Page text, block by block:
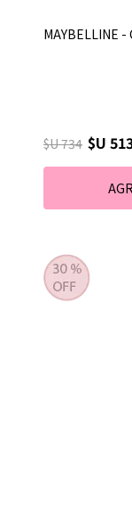
MAYBELLINE -
$U 734 $U